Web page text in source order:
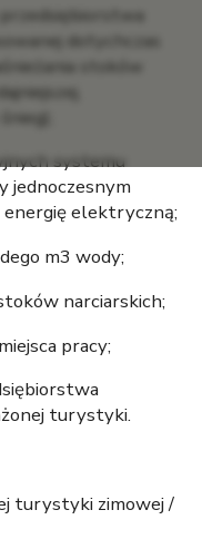
przedsiębiorstwa
dotychczas
stoków
systemu
jednoczesnym
energię elektryczną;
m3 wody;
narciarskich;
pracy;
turystyki.
turystyki zimowej /